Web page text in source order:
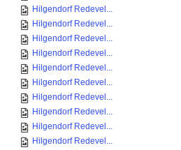
Hilgendorf Redevel...
Hilgendorf Redevel...
Hilgendorf Redevel...
Hilgendorf Redevel...
Hilgendorf Redevel...
Hilgendorf Redevel...
Hilgendorf Redevel...
Hilgendorf Redevel...
Hilgendorf Redevel...
Hilgendorf Redevel...